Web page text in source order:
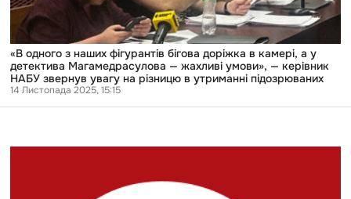
детектива
Магамедрасулова
жахливі
умови»,
НАБУ
на
«В одного з наших фігурантів бігова доріжка в камері, а у
детектива Магамедрасулова — жахливі умови», — керівник
НАБУ звернув увагу на різницю в утриманні підозрюваних
14 Листопада 2025, 15:15